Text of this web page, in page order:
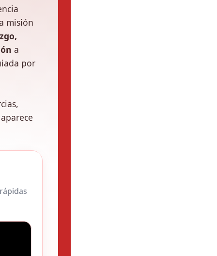
misión
a
por